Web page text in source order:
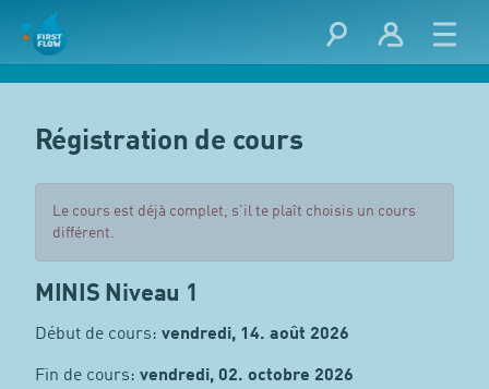
Régistration de cours
Le cours est déjà complet, s'il te plaît choisis un cours
différent.
MINIS Niveau 1
Début de cours: vendredi, 14. août 2026
Fin de cours: vendredi, 02. octobre 2026